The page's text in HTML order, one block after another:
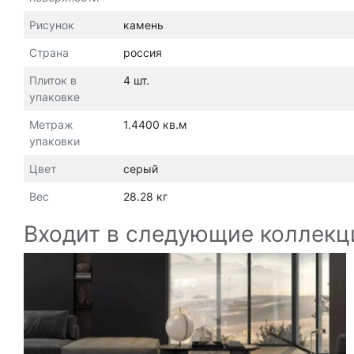
Рисунок камень
Страна россия
Плиток в
упаковке
4 шт.
Метраж
упаковки
1.4400 кв.м
Цвет серый
Вес 28.28 кг
Входит в следующие